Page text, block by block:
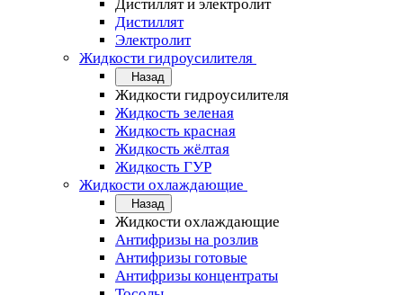
Дистиллят и электролит
Дистиллят
Электролит
Жидкости гидроусилителя
Назад
Жидкости гидроусилителя
Жидкость зеленая
Жидкость красная
Жидкость жёлтая
Жидкость ГУР
Жидкости охлаждающие
Назад
Жидкости охлаждающие
Антифризы на розлив
Антифризы готовые
Антифризы концентраты